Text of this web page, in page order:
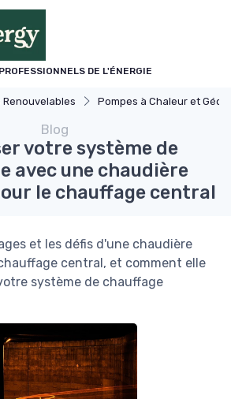
DE L'ÉNERGIE
Renouvelables Pompes à Chaleur et Géothermie
Blog
votre système de
avec une chaudière
le chauffage central
et les défis d'une chaudière
central, et comment elle
système de chauffage
cookies